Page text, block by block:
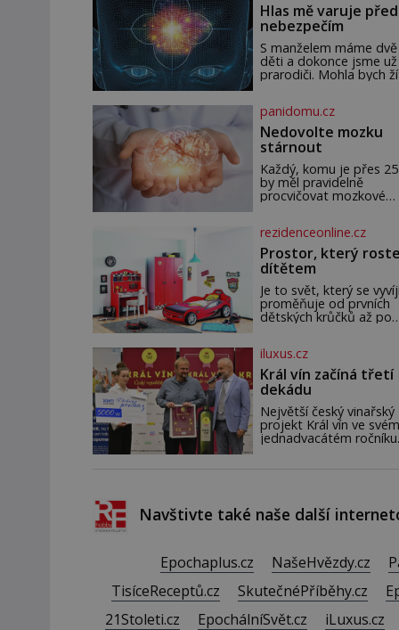
Hlas mě varuje před
nebezpečím
S manželem máme dvě
děti a dokonce jsme už
prarodiči. Mohla bych
nabourala mysl. Živím se
jako mzdová účetní a
konec měsíce je pro mě
vždy velice psychicky
náročným obdobím.
chvíle, co máme
mi dcera čím dál častěji
panidomu.cz
Nedovolte mozku
stárnout
Každý, komu je přes
by měl pravidelně
procvičovat mozkové
paměť. Možná máte
problém vzpomenout si
jméno kolegy z práce.
Nebo marně v paměti
lovíte název knížky,
jste nedávno přečetli. Je
opravdu tak, s věkem
rezidenceonline.cz
Prostor, který
dítětem
Je to svět, který se
proměňuje od prvních
dětských krůčků až po
bezpečí, kreativitu,
soustředění i odpočinek
reaguje na každou etapu
života a specifické
dítěte. Pro nejmenší je
klíčová jednoduchost,
měkkost a bezpečí,
iluxus.cz
Král vín začíná třetí
dekádu
Největší český vinařský
projekt Král vín ve
jednadvacátém ročníku
vín, který se – i pře
Navštivte také naše další
Epochaplus.cz NašeHvězdy.cz
TisíceReceptů.cz
SkutečnéPříběhy.cz
21Stoleti.cz
EpochálníSvět.cz iLuxus.cz